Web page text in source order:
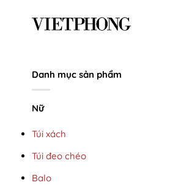
Danh mục sản phẩm
Nữ
Túi xách
Túi đeo chéo
Balo